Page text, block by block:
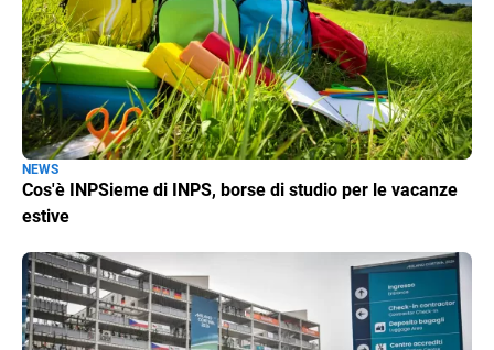
NEWS
Cos'è INPSieme di INPS, borse di studio per le vacanze
estive